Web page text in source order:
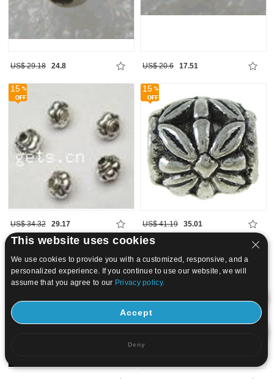
US$ 29.18 24.8 US$ 20.6 17.51
15
US$ 34.32 29.17
15
US$ 41.19 35.01
15 20
This website uses cookies
We use cookies to provide you with a customized, responsive, and a
personalized experience. If you continue to use our website, we will
assume that you agree to our Privacy policy.
Accept
Deny